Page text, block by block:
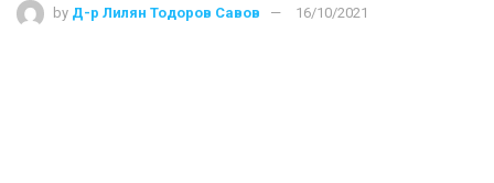
by Д-р Лилян Тодоров Савов 16/10/2021